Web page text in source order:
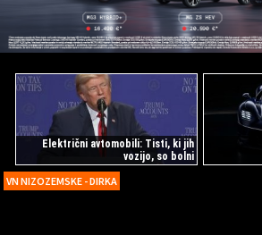
Električni avtomobili: Tisti, ki jih
vozijo, so bolni
VN NIZOZEMSKE - DIRKA